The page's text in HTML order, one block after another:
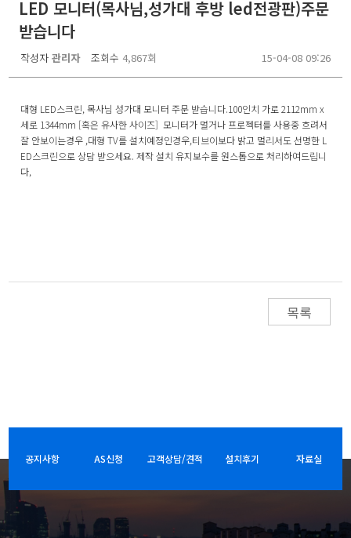
LED 모니터(목사님,성가대 후방 led전광판)주문
받습니다
작성자 관리자 조회수 4,867회 15-04-08 09:26
대형 LED스크린, 목사님 성가대 모니터 주문 받습니다.100인치 가로 2112mm x
세로 1344mm [혹은 유사한 사이즈] 모니터가 멀거나 프로젝터를 사용중 흐려서
잘 안보이는경우 ,대형 TV를 설치예정인경우,티브이보다 밝고 멀리서도 선명한 L
ED스크린으로 상담 받으세요. 제작 설치 유지보수를 원스톱으로 처리하여드립니
다,
목록
공지사항 AS신청 고객상담/견적 설치후기 자료실